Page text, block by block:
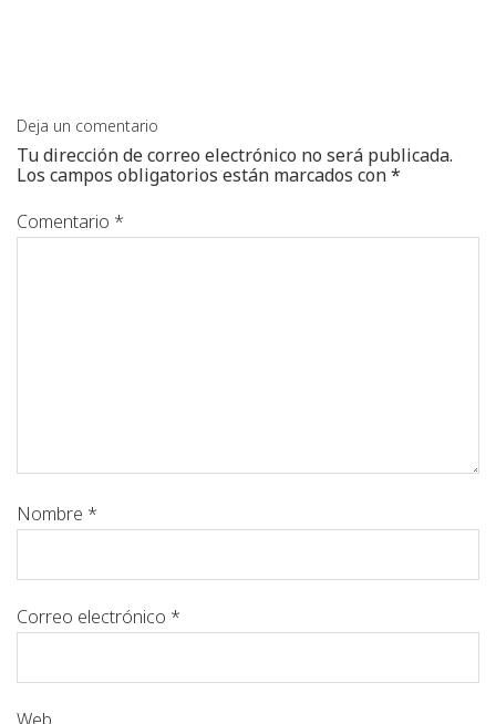
Deja un comentario
Tu dirección de correo electrónico no será publicada.
Los campos obligatorios están marcados con*
Comentario *
Nombre *
Correo electrónico *